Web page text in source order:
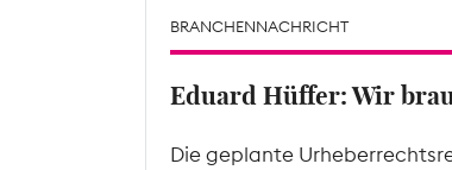
BRANCHENNACHRICHT
Eduard Hüffer: Wir
Die geplante